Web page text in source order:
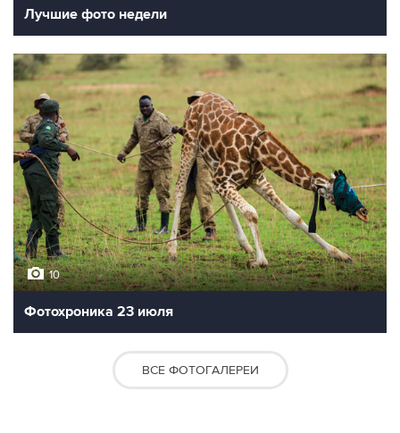
Лучшие фото недели
10
Фотохроника 23 июля
ВСЕ ФОТОГАЛЕРЕИ